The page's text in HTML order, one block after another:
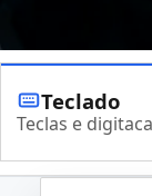
Teclado
Teclas e